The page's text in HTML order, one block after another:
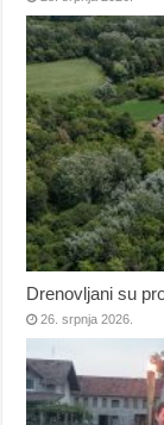
Drenovljani su
26. srpnja 2026.